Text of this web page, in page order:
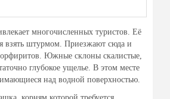
многочисленных туристов. Её
взять штурмом. Приезжают сюда и
Южные склоны скалистые,
глубокое ущелье. В этом месте
над водной поверхностью.